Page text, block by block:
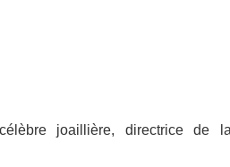
joaillière, directrice de